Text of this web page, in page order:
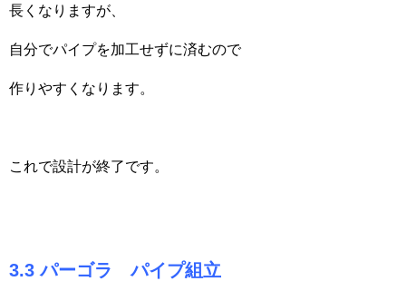
長くなりますが、
自分でパイプを加工せずに済むので
作りやすくなります。
これで設計が終了です。
3.3 パーゴラ パイプ組立